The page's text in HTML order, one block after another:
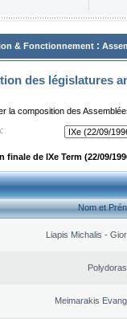
& Fonctionnement :
des législatures
la composition des
finale de IXe Term (22/09/
Nom et
Liapis Michalis -
Meimarakis